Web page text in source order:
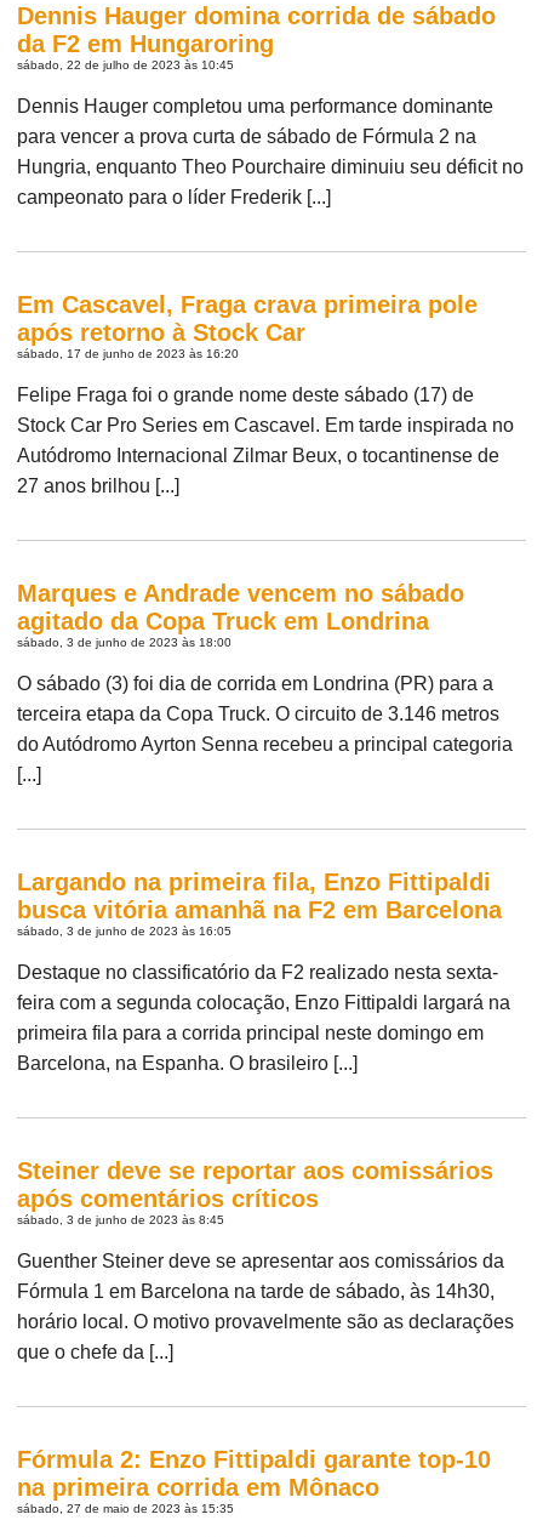
Dennis Hauger domina corrida de sábado
da F2 em Hungaroring
sábado, 22 de julho de 2023 às 10:45
Dennis Hauger completou uma performance dominante
para vencer a prova curta de sábado de Fórmula 2 na
Hungria, enquanto Theo Pourchaire diminuiu seu déficit no
campeonato para o líder Frederik [...]
Em Cascavel, Fraga crava primeira pole
após retorno à Stock Car
sábado, 17 de junho de 2023 às 16:20
Felipe Fraga foi o grande nome deste sábado (17) de
Stock Car Pro Series em Cascavel. Em tarde inspirada no
Autódromo Internacional Zilmar Beux, o tocantinense de
27 anos brilhou [...]
Marques e Andrade vencem no sábado
agitado da Copa Truck em Londrina
sábado, 3 de junho de 2023 às 18:00
O sábado (3) foi dia de corrida em Londrina (PR) para a
terceira etapa da Copa Truck. O circuito de 3.146 metros
do Autódromo Ayrton Senna recebeu a principal categoria
[...]
Largando na primeira fila, Enzo Fittipaldi
busca vitória amanhã na F2 em Barcelona
sábado, 3 de junho de 2023 às 16:05
Destaque no classificatório da F2 realizado nesta sexta-
feira com a segunda colocação, Enzo Fittipaldi largará na
primeira fila para a corrida principal neste domingo em
Barcelona, na Espanha. O brasileiro [...]
Steiner deve se reportar aos comissários
após comentários críticos
sábado, 3 de junho de 2023 às 8:45
Guenther Steiner deve se apresentar aos comissários da
Fórmula 1 em Barcelona na tarde de sábado, às 14h30,
horário local. O motivo provavelmente são as declarações
que o chefe da [...]
Fórmula 2: Enzo Fittipaldi garante top-10
na primeira corrida em Mônaco
sábado, 27 de maio de 2023 às 15:35